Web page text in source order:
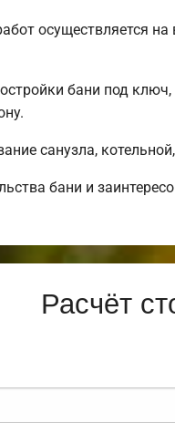
осуществляется
бани под
санузла,
бани и
Расчёт